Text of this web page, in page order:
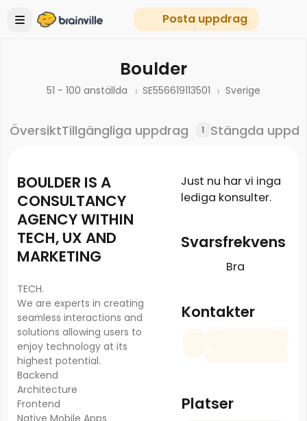
Posta uppdrag
Boulder
51 - 100 anställda SE556619113501 Sverige
ÖversiktTillgängliga uppdrag 1 Stängda
BOULDER IS A
CONSULTANCY
AGENCY WITHIN
TECH, UX AND
MARKETING
TECH.
We are experts in creating
seamless interactions and
solutions allowing users to
enjoy technology at its
highest potential.
Backend
Architecture
Frontend
Native Mobile Apps
Just nu har vi inga
lediga konsulter.
Svarsfrekvens
Bra
Kontakter
Platser